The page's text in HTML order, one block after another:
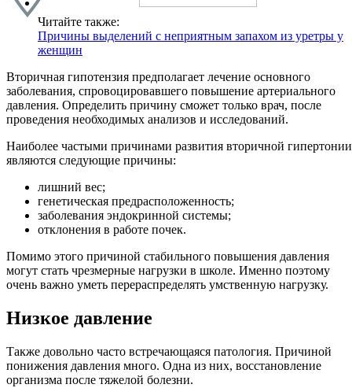
Читайте также:
Причины выделений с неприятным запахом из уретры у
женщин
Вторичная гипотензия предполагает лечение основного
заболевания, спровоцировавшего повышение артериального
давления. Определить причину сможет только врач, после
проведения необходимых анализов и исследований.
Наиболее частыми причинами развития вторичной гипертонии
являются следующие причины:
лишний вес;
генетическая предрасположенность;
заболевания эндокринной системы;
отклонения в работе почек.
Помимо этого причиной стабильного повышения давления
могут стать чрезмерные нагрузки в школе. Именно поэтому
очень важно уметь перераспределять умственную нагрузку.
Низкое давление
Также довольно часто встречающаяся патология. Причиной
понижения давления много. Одна из них, восстановление
организма после тяжелой болезни.